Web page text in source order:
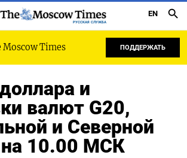
РУССКАЯ СЛУЖБА
EN
Times ПОДДЕРЖАТЬ
и
валют G20,
и Северной
10.00 МСК